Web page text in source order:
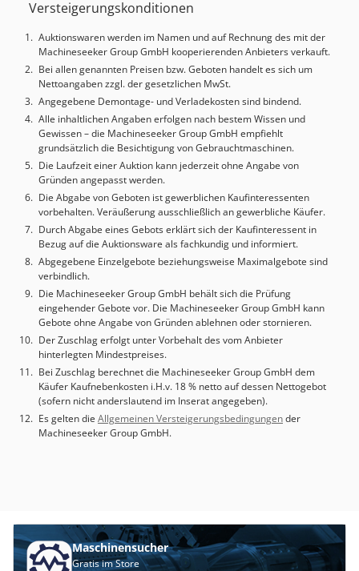
Maschinen eingesetzt werden - Vollautomatischer Betrieb
Steuerung - Kompatibel mit verschiedenen Horizon
Falzmaschinen wie AF-Serie und AFC-Serie - Flexible
Falzoptionen durch umkehrbaren Falzmechanismus
(Messer von oben oder unten) - Einstellbare
Auslagerichtung (links oder rechts) - Präzise
Falzpositionierung durch manuelle Einstellmöglichkeiten -
Integrierte Sicherheitsfunktionen wie Not-Aus-Schalter
Technische Spezifikationen: - Produktionsgeschwindigkeit:
Bis zu 9.500 Takte pro Stunde - Papierformat: Max. 738 x
1.300 mm, Min. 210 x 297 mm - Papierstärke: 35 bis 300
g/m² - Falzstärke: 2 bis 50 Blatt (abhängig von
Papierqualität) - Abmessungen: ca. 4.380 x 1.870 x 1.680
mm (L x B x H) - Gewicht: 182 kg Rundum-Sorglos-Paket Wir
kümmern uns um alles: Von der sicheren Verpackung über
den Transport bis hin zur Zollabwicklung. Auf Wunsch
erstellen wir Ihnen auch ein maßgeschneidertes
Leasingangebot. Nachhaltig und wirtschaftlich
Entscheiden Sie sich für eine gebrauchte Maschine und
profitieren Sie doppelt: Schonen Sie die Umwelt und Ihr
Budget. Trotz möglicher Gebrauchsspuren erhalten Sie ein
Qualitätsprodukt zu einem attraktiven Preis.
Versteigerungskonditionen
Auktionswaren werden im Namen und auf Rechnung des mit der
Machineseeker Group GmbH kooperierenden Anbieters verkauft.
Bei allen genannten Preisen bzw. Geboten handelt es sich um
Nettoangaben zzgl. der gesetzlichen MwSt.
Angegebene Demontage- und Verladekosten sind bindend.
Alle inhaltlichen Angaben erfolgen nach bestem Wissen und
Gewissen – die Machineseeker Group GmbH empfiehlt
grundsätzlich die Besichtigung von Gebrauchtmaschinen.
Die Laufzeit einer Auktion kann jederzeit ohne Angabe von
Gründen angepasst werden.
Die Abgabe von Geboten ist gewerblichen Kaufinteressenten
vorbehalten. Veräußerung ausschließlich an gewerbliche Käufer.
Durch Abgabe eines Gebots erklärt sich der Kaufinteressent in
Bezug auf die Auktionsware als fachkundig und informiert.
Abgegebene Einzelgebote beziehungsweise Maximalgebote sind
verbindlich.
Die Machineseeker Group GmbH behält sich die Prüfung
eingehender Gebote vor. Die Machineseeker Group GmbH kann
Gebote ohne Angabe von Gründen ablehnen oder stornieren.
Der Zuschlag erfolgt unter Vorbehalt des vom Anbieter
hinterlegten Mindestpreises.
Bei Zuschlag berechnet die Machineseeker Group GmbH dem
Käufer Kaufnebenkosten i.H.v. 18 % netto auf dessen Nettogebot
(sofern nicht anderslautend im Inserat angegeben).
Es gelten die Allgemeinen Versteigerungsbedingungender
Machineseeker Group GmbH.
Maschinensucher
Gratis im Store